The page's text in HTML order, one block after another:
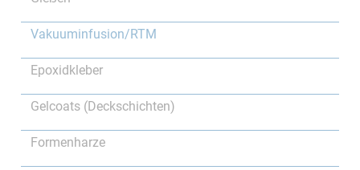
Vakuuminfusion/RTM
Epoxidkleber
Gelcoats (Deckschichten)
Formenharze